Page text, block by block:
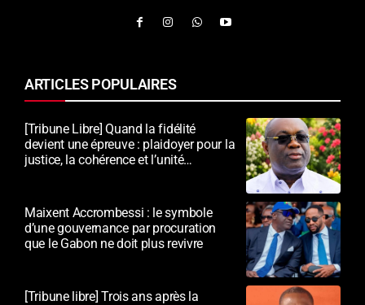
ARTICLES POPULAIRES
[Tribune Libre] Quand la fidélité
devient une épreuve : plaidoyer pour la
justice, la cohérence et l’unité
Maixent Accrombessi : le symbole
d’une gouvernance par procuration
que le Gabon ne doit plus revivre
[Tribune libre] Trois ans après la